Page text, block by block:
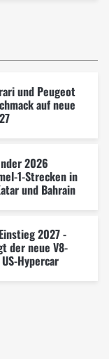
und Peugeot
auf neue
2026
1-Strecken in
und Bahrain
2027 -
der neue V8-
Hypercar